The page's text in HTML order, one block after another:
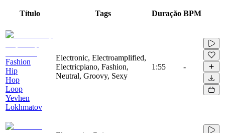
Título Tags Duração BPM
Fashion
Hip
Hop
Loop
Yevhen
Lokhmatov
Electronic, Electroamplified,
Electricpiano, Fashion,
Neutral, Groovy, Sexy
1:55 -